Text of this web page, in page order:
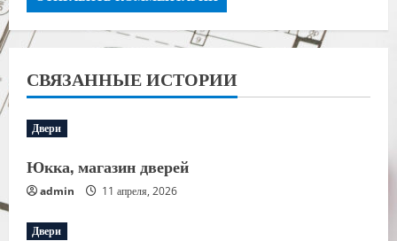
СВЯЗАННЫЕ ИСТОРИИ
Двери
Юкка, магазин дверей
admin 11 апреля, 2026
Двери